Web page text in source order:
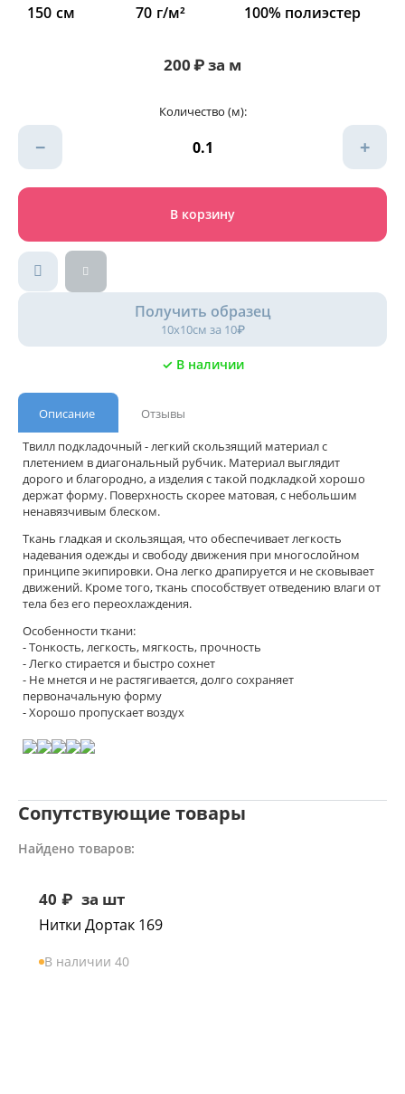
150 см 70 г/м² 100% полиэстер
200₽за м
Количество (м):
− +
В корзину
Получить образец
10х10см за 10₽
✓ В наличии
Описание
Отзывы
Твилл подкладочный - легкий скользящий материал с
плетением в диагональный рубчик. Материал выглядит
дорого и благородно, а изделия с такой подкладкой хорошо
держат форму. Поверхность скорее матовая, с небольшим
ненавязчивым блеском.
Ткань гладкая и скользящая, что обеспечивает легкость
надевания одежды и свободу движения при многослойном
принципе экипировки. Она легко драпируется и не сковывает
движений. Кроме того, ткань способствует отведению влаги от
тела без его переохлаждения.
Особенности ткани:
- Тонкость, легкость, мягкость, прочность
- Легко стирается и быстро сохнет
- Не мнется и не растягивается, долго сохраняет
первоначальную форму
- Хорошо пропускает воздух
Сопутствующие товары
Найдено товаров:
40 ₽ за шт
Нитки Дортак 169
В наличии 40